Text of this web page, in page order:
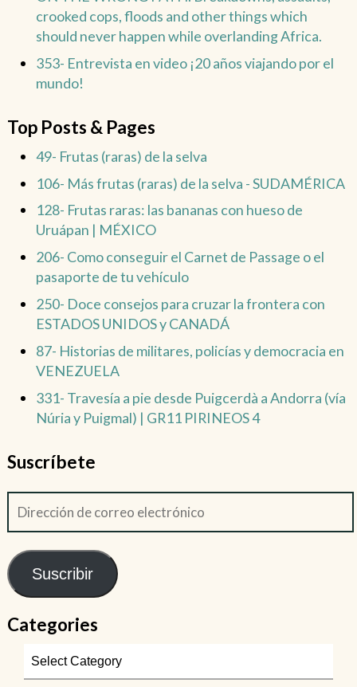
crooked cops, floods and other things which
should never happen while overlanding Africa.
353- Entrevista en video ¡20 años viajando por el
mundo!
Top Posts & Pages
49- Frutas (raras) de la selva
106- Más frutas (raras) de la selva - SUDAMÉRICA
128- Frutas raras: las bananas con hueso de
Uruápan | MÉXICO
206- Como conseguir el Carnet de Passage o el
pasaporte de tu vehículo
250- Doce consejos para cruzar la frontera con
ESTADOS UNIDOS y CANADÁ
87- Historias de militares, policías y democracia en
VENEZUELA
331- Travesía a pie desde Puigcerdà a Andorra (vía
Núria y Puigmal) | GR11 PIRINEOS 4
Suscríbete
Suscribir
Categories